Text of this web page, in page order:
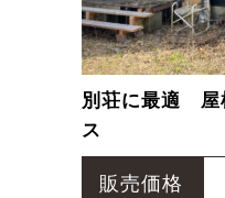
別荘に最適 屋
ス
販売価格